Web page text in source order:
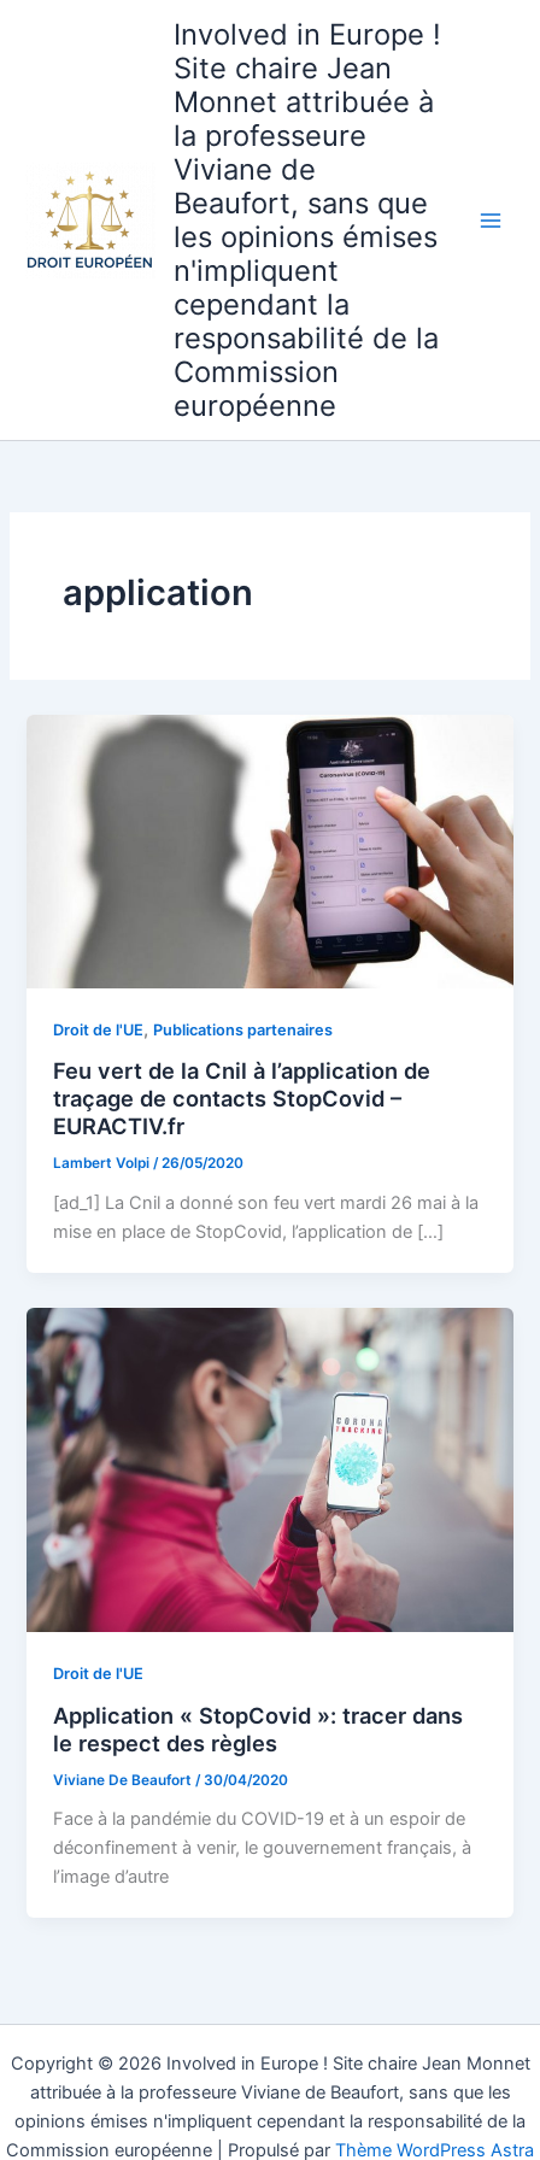
Involved in Europe !
Site chaire Jean
Monnet attribuée à
la professeure
Viviane de
Beaufort, sans que
les opinions émises
n'impliquent
cependant la
responsabilité de la
Commission
européenne
application
Droit de l'UE, Publications partenaires
Feu vert de la Cnil à l’application de
traçage de contacts StopCovid –
EURACTIV.fr
Lambert Volpi/26/05/2020
[ad_1] La Cnil a donné son feu vert mardi 26 mai à la
mise en place de StopCovid, l’application de […]
Droit de l'UE
Application « StopCovid »: tracer dans
le respect des règles
Viviane De Beaufort /30/04/2020
Face à la pandémie du COVID-19 et à un espoir de
déconfinement à venir, le gouvernement français, à
l’image d’autre
Copyright © 2026 Involved in Europe ! Site chaire Jean Monnet
attribuée à la professeure Viviane de Beaufort, sans que les
opinions émises n'impliquent cependant la responsabilité de la
Commission européenne | Propulsé par Thème WordPress Astra